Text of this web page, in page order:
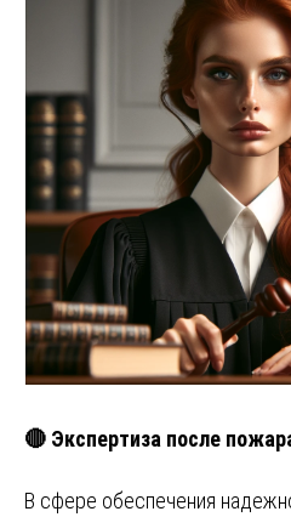
🔴 Экспертиза после
В сфере обеспечения